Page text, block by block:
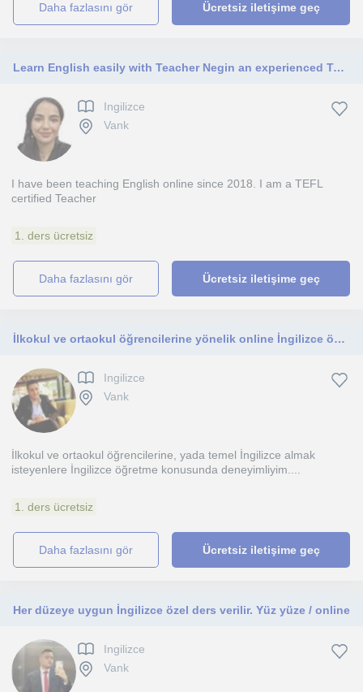
daha fazlasını gör Ücretsiz iletişime geç
Learn English easily with Teacher Negin an experienced Teacher
Ingilizce
Vank
I have been teaching English online since 2018. I am a TEFL
certified Teacher
1. ders ücretsiz
daha fazlasını gör Ücretsiz iletişime geç
İlkokul ve ortaokul öğrencilerine yönelik online İngilizce öğretmeni
Ingilizce
Vank
İlkokul ve ortaokul öğrencilerine, yada temel İngilizce almak
isteyenlere İngilizce öğretme konusunda deneyimliyim....
1. ders ücretsiz
daha fazlasını gör Ücretsiz iletişime geç
Her düzeye uygun İngilizce özel ders verilir. Yüz yüze / online
Ingilizce
Vank